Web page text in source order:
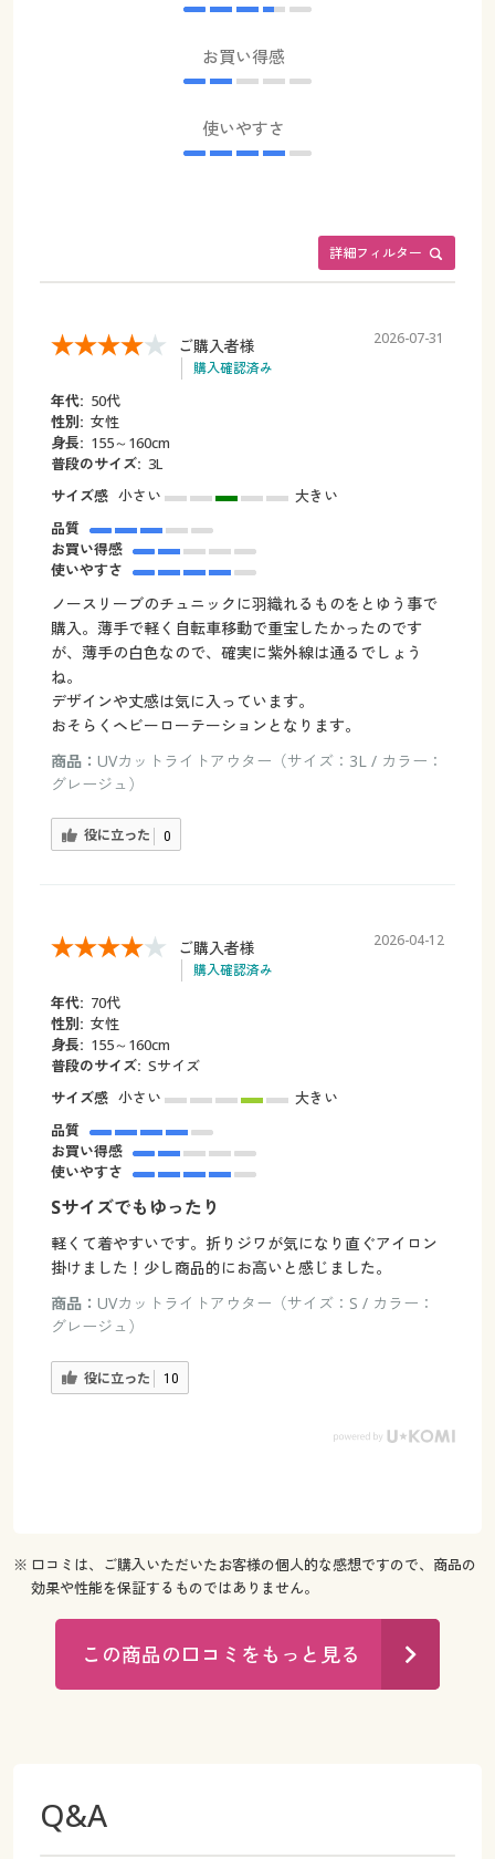
お買い得感
使いやすさ
詳細フィルター
ご購入者様
購入確認済み
2026-07-31
年代: 50代
性別: 女性
身長: 155～160cm
普段のサイズ: 3L
サイズ感 小さい
大きい
品質
お買い得感
使いやすさ
ノースリーブのチュニックに羽織れるものをとゆう事で
購入。薄手で軽く自転車移動で重宝したかったのです
が、薄手の白色なので、確実に紫外線は通るでしょう
ね。
デザインや丈感は気に入っています。
おそらくヘビーローテーションとなります。
商品： UVカットライトアウター（サイズ：3L / カラー：
グレージュ）
役に立った 0
ご購入者様
購入確認済み
2026-04-12
年代: 70代
性別: 女性
身長: 155～160cm
普段のサイズ: Sサイズ
サイズ感 小さい
大きい
品質
お買い得感
使いやすさ
Sサイズでもゆったり
軽くて着やすいです。折りジワが気になり直ぐアイロン
掛けました！少し商品的にお高いと感じました。
商品： UVカットライトアウター（サイズ：S / カラー：
グレージュ）
役に立った 10
※ 口コミは、ご購入いただいたお客様の個人的な感想ですので、商品の
効果や性能を保証するものではありません。
この商品の口コミをもっと見る
Q&A